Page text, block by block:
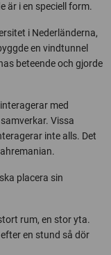
är i en speciell form.
i Nederländerna,
en vindtunnel
beteende och gjorde
med
Vissa
inte alls. Det
placera sin
rum, en stor yta.
en stund så dör